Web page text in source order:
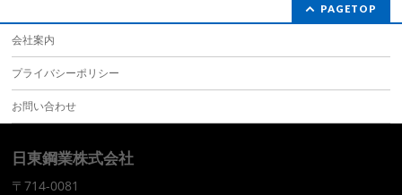
PAGETOP
会社案内
プライバシーポリシー
お問い合わせ
日東鋼業株式会社
〒714-0081